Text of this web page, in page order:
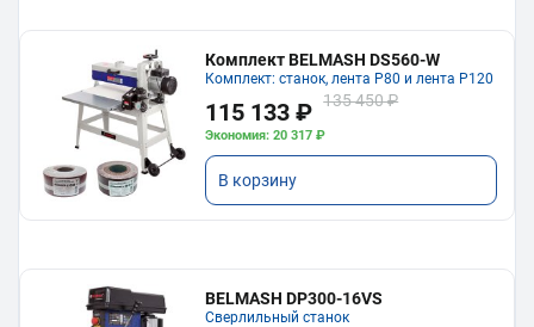
Комплект BELMASH DS560-W
Комплект: станок, лента P80 и лента P120
115 133 ₽ 135 450 ₽
Экономия: 20 317 ₽
В корзину
BELMASH DP300-16VS
Сверлильный станок